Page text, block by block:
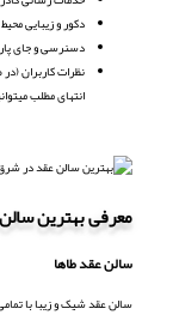
دکور و زیبایی محیط
دسنرسی و جای
نظرات کاربران
انتهای مطلب
معرفی بهترین سالن
سالن عقد طاها
سالن عقد شیک و زیبا با